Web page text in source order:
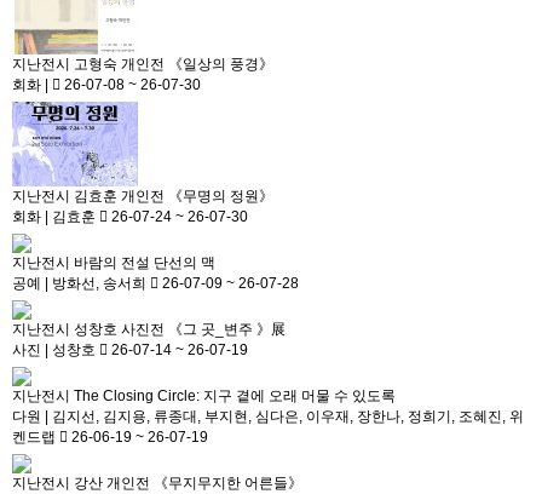
지난전시
고형숙 개인전 《일상의 풍경》
회화
26-07-08 ~ 26-07-30
지난전시
김효훈 개인전 《무명의 정원》
회화
김효훈 26-07-24 ~ 26-07-30
지난전시
바람의 전설 단선의 맥
공예
방화선, 송서희 26-07-09 ~ 26-07-28
지난전시 성창호 사진전 《그 곳_변주 》展
사진
성창호 26-07-14 ~ 26-07-19
지난전시 The Closing Circle: 지구 곁에 오래 머물 수 있도록
다원
김지선, 김지용, 류종대, 부지현, 심다은, 이우재, 장한나, 정희기, 조혜진, 위
켄드랩
26-06-19 ~ 26-07-19
지난전시
강산 개인전 《무지무지한 어른들》